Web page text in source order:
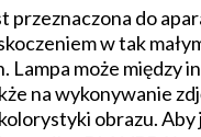
przeznaczona do
w tak
może
na wykonywanie
obrazu.